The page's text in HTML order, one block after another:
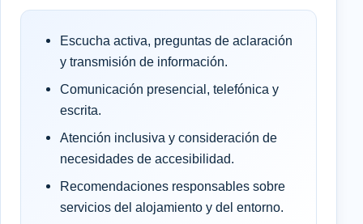
Escucha activa, preguntas de aclaración
y transmisión de información.
Comunicación presencial, telefónica y
escrita.
Atención inclusiva y consideración de
necesidades de accesibilidad.
Recomendaciones responsables sobre
servicios del alojamiento y del entorno.